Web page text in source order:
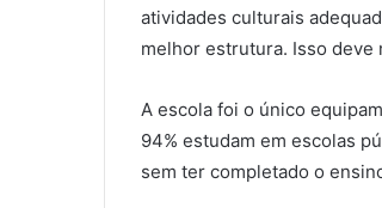
atividades culturais
melhor estrutura. Isso deve
A escola foi o único
94% estudam em escolas
sem ter completado o